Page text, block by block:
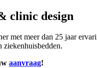
clinic design
met meer dan 25 jaar
ziekenhuisbedden.
aanvraag!